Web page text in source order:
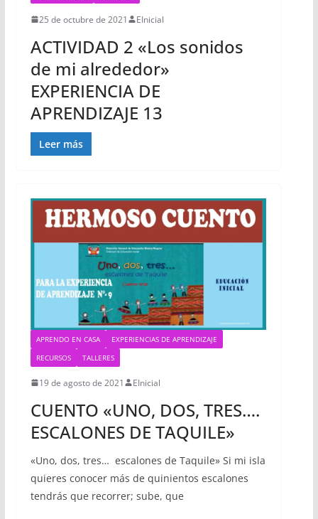
25 de octubre de 2021 EInicial
ACTIVIDAD 2 «Los sonidos
de mi alrededor»
EXPERIENCIA DE
APRENDIZAJE 13
Leer más
APRENDO EN CASA
EXPERIENCIAS DE APRENDIZAJE
RECURSOS
TALLERES
19 de agosto de 2021 EInicial
CUENTO «UNO, DOS, TRES….
ESCALONES DE TAQUILE»
«Uno, dos, tres… escalones de Taquile» Si mi isla
quieres conocer más de quinientos escalones
tendrás que recorrer; sube, que